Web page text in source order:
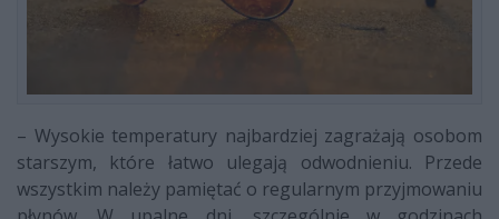
– Wysokie temperatury najbardziej zagrażają osobom
starszym, które łatwo ulegają odwodnieniu. Przede
wszystkim należy pamiętać o regularnym przyjmowaniu